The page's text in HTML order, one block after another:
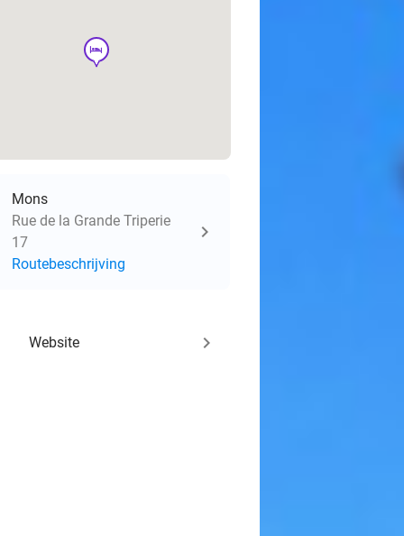
hotel
Mons
Rue de la Grande Triperie
17
Routebeschrijving
Website keyboard_arrow_right